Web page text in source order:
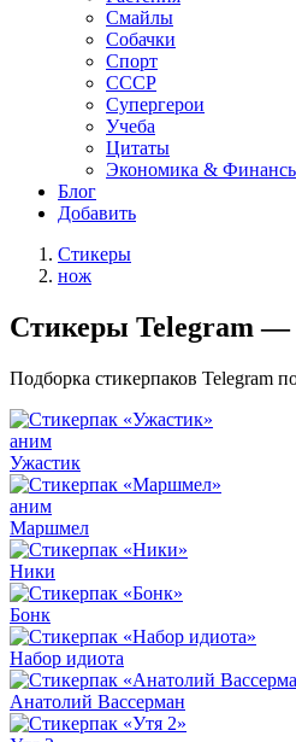
Смайлы
Собачки
Спорт
СССР
Супергерои
Учеба
Цитаты
Экономика &
Блог
Добавить
Стикеры
нож
Стикеры Telegram —
Подборка стикерпаков Telegram
аним
Ужастик
аним
Маршмел
Ники
Бонк
Набор идиота
Анатолий Вассерман